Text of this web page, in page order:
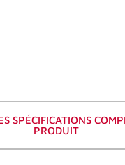
SPÉCIFICATIONS
PRODUIT